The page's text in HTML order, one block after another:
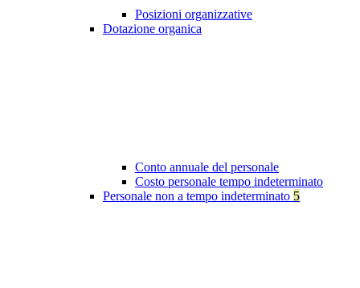
Posizioni organizzative
Dotazione organica
Conto annuale del personale
Costo personale tempo indeterminato
Personale non a tempo indeterminato 5